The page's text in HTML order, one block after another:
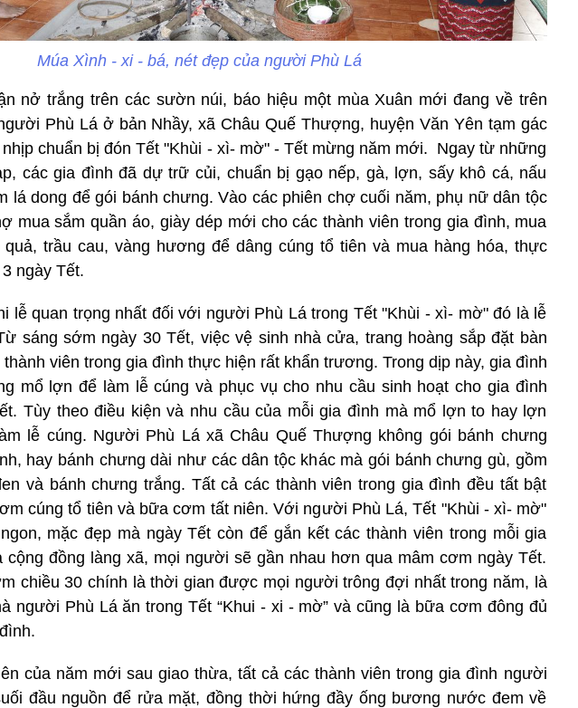
Múa Xình - xi - bá, nét đẹp của người Phù Lá
nở trắng trên các sườn núi, báo hiệu một mùa Xuân mới đang về trên
Phù Lá ở bản Nhầy, xã Châu Quế Thượng, huyện Văn Yên tạm gác
chuẩn bị đón Tết "Khùi - xì- mờ" - Tết mừng năm mới. Ngay từ những
các gia đình đã dự trữ củi, chuẩn bị gạo nếp, gà, lợn, sấy khô cá, nấu
lá dong để gói bánh chưng. Vào các phiên chợ cuối năm, phụ nữ dân tộc
mua sắm quần áo, giày dép mới cho các thành viên trong gia đình, mua
trầu cau, vàng hương để dâng cúng tổ tiên và mua hàng hóa, thực
ngày Tết.
lễ quan trọng nhất đối với người Phù Lá trong Tết "Khùi - xì- mờ" đó là lễ
sáng sớm ngày 30 Tết, việc vệ sinh nhà cửa, trang hoàng sắp đặt bàn
viên trong gia đình thực hiện rất khẩn trương. Trong dịp này, gia đình
mổ lợn để làm lễ cúng và phục vụ cho nhu cầu sinh hoạt cho gia đình
Tùy theo điều kiện và nhu cầu của mỗi gia đình mà mổ lợn to hay lợn
lễ cúng. Người Phù Lá xã Châu Quế Thượng không gói bánh chưng
hay bánh chưng dài như các dân tộc khác mà gói bánh chưng gù, gồm
và bánh chưng trắng. Tất cả các thành viên trong gia đình đều tất bật
cúng tổ tiên và bữa cơm tất niên. Với người Phù Lá, Tết "Khùi - xì- mờ"
mặc đẹp mà ngày Tết còn để gắn kết các thành viên trong mỗi gia
cộng đồng làng xã, mọi người sẽ gần nhau hơn qua mâm cơm ngày Tết.
chiều 30 chính là thời gian được mọi người trông đợi nhất trong năm, là
người Phù Lá ăn trong Tết “Khui - xi - mờ” và cũng là bữa cơm đông đủ
của năm mới sau giao thừa, tất cả các thành viên trong gia đình người
đầu nguồn để rửa mặt, đồng thời hứng đầy ống bương nước đem về